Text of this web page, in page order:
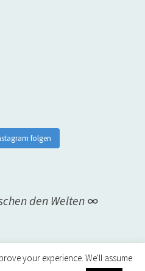
folgen
den Welten ∞
your experience. We'll assume